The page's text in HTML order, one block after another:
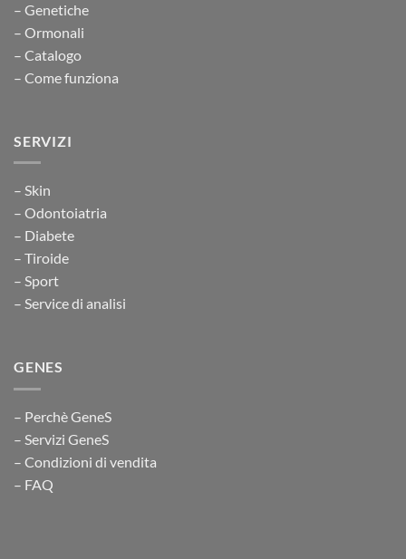
– Genetiche
– Ormonali
– Catalogo
– Come funziona
SERVIZI
– Skin
– Odontoiatria
– Diabete
– Tiroide
– Sport
– Service di analisi
GENES
– Perchè GeneS
– Servizi GeneS
– Condizioni di vendita
– FAQ